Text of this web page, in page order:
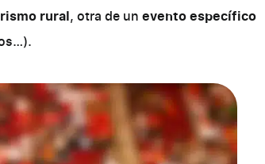
rural, otra de un evento específico